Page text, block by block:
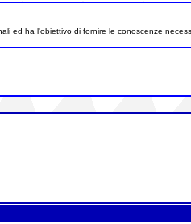
ed ha l'obiettivo di fornire le conoscenze